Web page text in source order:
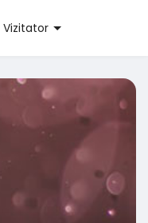
Vizitator